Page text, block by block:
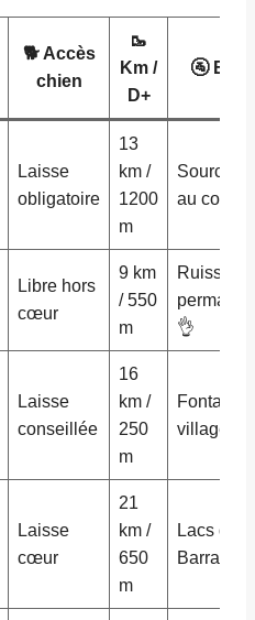
🐕 Accès
chien
🥾
Km /
D+
🚰 Eau
Laisse
obligatoire
13
km /
1200
m
Sources
au col
Libre hors
cœur
9 km
/ 550
m
Ruisseau
👌
Laisse
conseillée
16
km /
250
m
Fontaines
village
Laisse
cœur
21
km /
650
m
Lacs de